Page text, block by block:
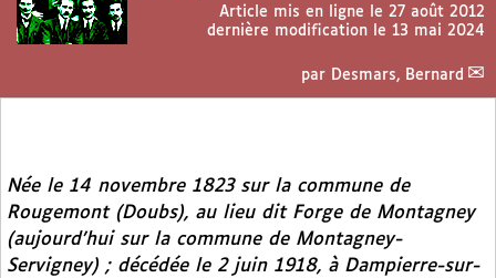
Article mis en ligne le 27 août 2012
dernière modification le 13 mai 2024
par Desmars, Bernard
Née le 14 novembre 1823 sur la commune de
Rougemont (Doubs), au lieu dit Forge de Montagney
(aujourd’hui sur la commune de Montagney-
Servigney) ; décédée le 2 juin 1918, à Dampierre-sur-